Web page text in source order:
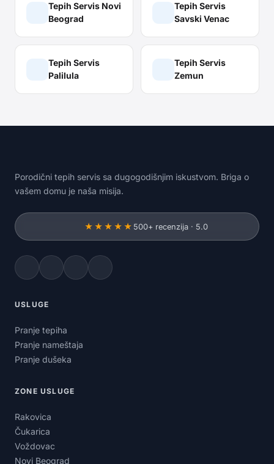
Tepih Servis Novi
Beograd
Tepih Servis
Savski Venac
Tepih Servis
Palilula
Tepih Servis
Zemun
Porodični tepih servis sa dugogodišnjim iskustvom. Briga o
vašem domu je naša misija.
★★★★★ 500+ recenzija · 5.0
USLUGE
Pranje tepiha
Pranje nameštaja
Pranje dušeka
ZONE USLUGE
Rakovica
Čukarica
Voždovac
Novi Beograd